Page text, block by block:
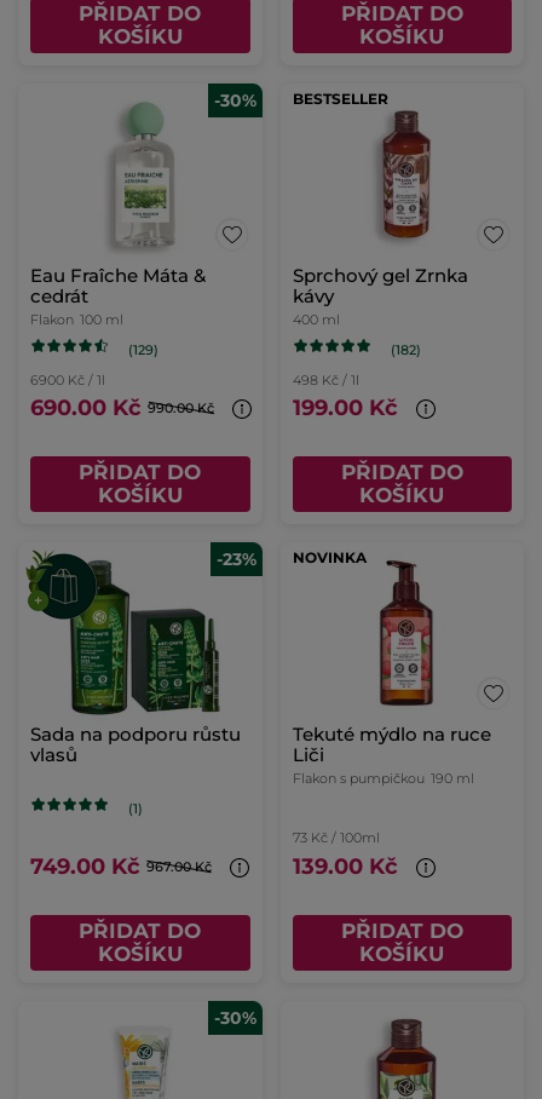
PŘIDAT DO
KOŠÍKU
PŘIDAT DO
KOŠÍKU
-30%
Eau Fraîche Máta &
cedrát
Flakon 100 ml
(129)
6900 Kč / 1l
690.00 Kč 990.00 Kč
PŘIDAT DO
KOŠÍKU
BESTSELLER
Sprchový gel Zrnka
kávy
400 ml
(182)
498 Kč / 1l
199.00 Kč
PŘIDAT DO
KOŠÍKU
-23%
Sada na podporu růstu
vlasů
(1)
749.00 Kč 967.00 Kč
PŘIDAT DO
KOŠÍKU
NOVINKA
Tekuté mýdlo na ruce
Liči
Flakon s pumpičkou 190 ml
73 Kč / 100ml
139.00 Kč
PŘIDAT DO
KOŠÍKU
-30%